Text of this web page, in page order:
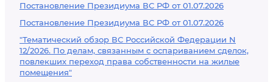
Постановление Президиума ВС РФ от 01.07.2026
Постановление Президиума ВС РФ от 01.07.2026
"Тематический обзор ВС Российской Федерации N
12/2026. По делам, связанным с оспариванием сделок,
повлекших переход права собственности на жилые
помещения"